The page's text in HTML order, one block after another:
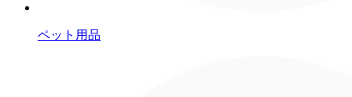
ペット用品